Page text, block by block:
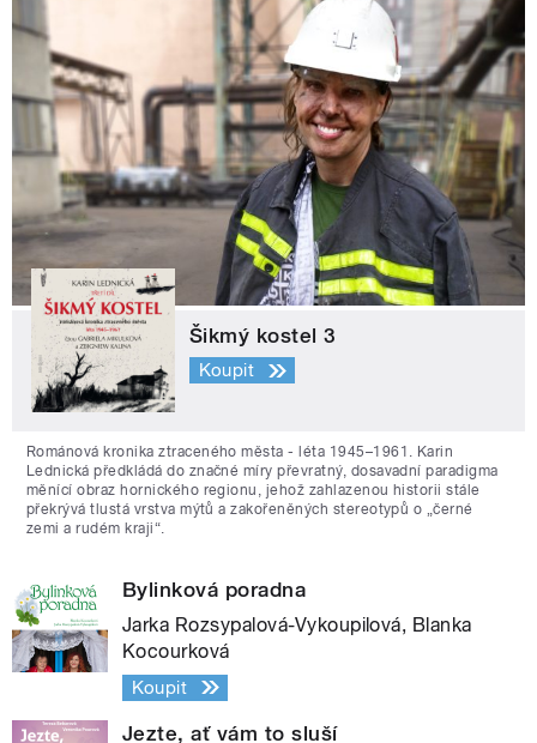
Šikmý kostel 3
Koupit
Románová kronika ztraceného města - léta 1945–1961. Karin
Lednická předkládá do značné míry převratný, dosavadní paradigma
měnící obraz hornického regionu, jehož zahlazenou historii stále
překrývá tlustá vrstva mýtů a zakořeněných stereotypů o „černé
zemi a rudém kraji“.
Bylinková poradna
Jarka Rozsypalová-Vykoupilová, Blanka
Kocourková
Koupit
Jezte, ať vám to sluší